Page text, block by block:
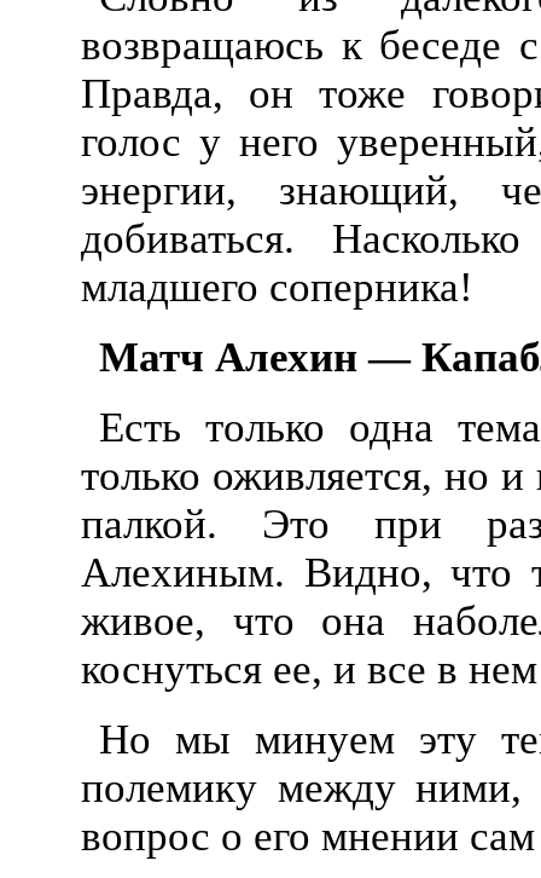
возвращаюсь к беседе
Правда, он тоже
голос у него
энергии, знающий,
добиваться.
младшего соперника!
Матч Алехин —
Есть только одна
только оживляется, но и
палкой. Это при
Алехиным. Видно, что
живое, что она
коснуться ее, и все в
Но мы минуем эту
полемику между ними,
вопрос о его мнении сам